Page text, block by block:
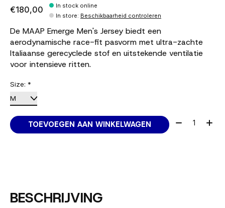
€180,00
In stock online
In store: Beschikbaarheid controleren
De MAAP Emerge Men's Jersey biedt een
aerodynamische race-fit pasvorm met ultra-zachte
Italiaanse gerecyclede stof en uitstekende ventilatie
voor intensieve ritten.
Size: *
TOEVOEGEN AAN WINKELWAGEN Aantal:
BESCHRIJVING